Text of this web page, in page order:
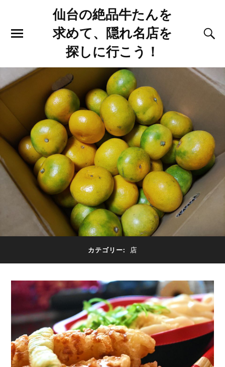
仙台の絶品牛たんを
求めて、隠れ名店を
探しに行こう！
カテゴリー: 店